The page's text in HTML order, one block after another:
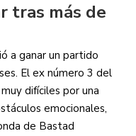
tras más de
a ganar un partido
El ex número 3 del
difíciles por una
emocionales,
de Bastad